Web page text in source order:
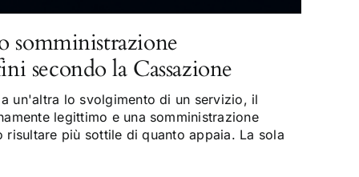
somministrazione
secondo la Cassazione
un'altra lo svolgimento di un servizio, il
legittimo e una somministrazione
risultare più sottile di quanto appaia. La sola